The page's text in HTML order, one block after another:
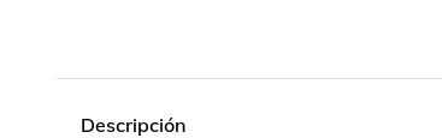
Descripción